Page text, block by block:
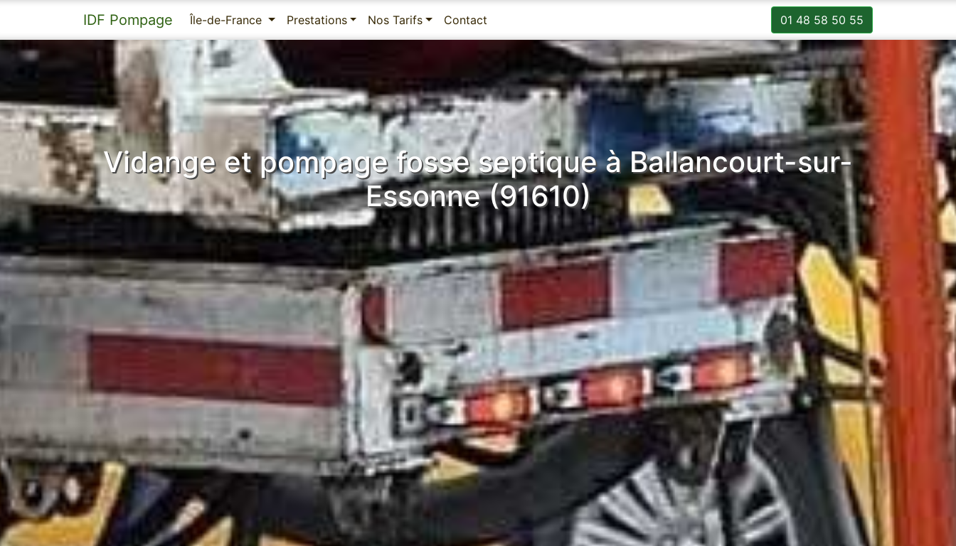
IDF Pompage Île-de-France Prestations Nos Tarifs Contact 01 48 58 50 55
Vidange et pompage fosse septique à Ballancourt-sur-
Essonne (91610)